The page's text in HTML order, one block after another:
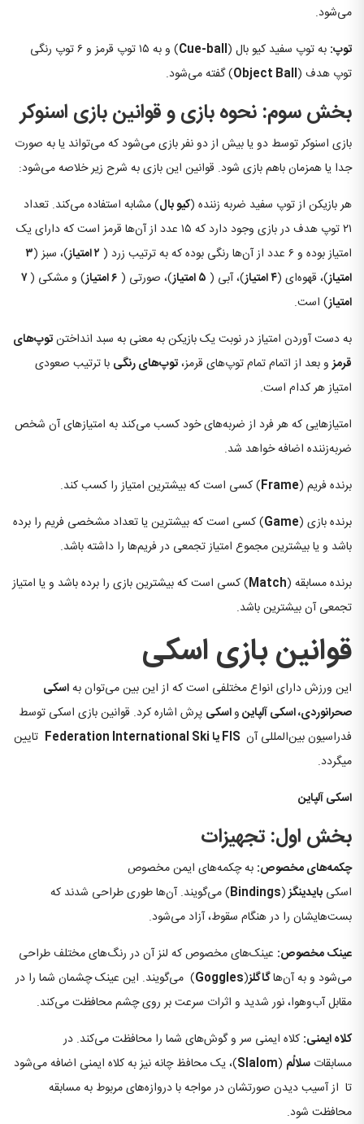
می‌شود.
توپ: به توپ سفید کیو بال (Cue-ball
) و به ۱۵ توپ قرمز و ۶ توپ رنگی
توپ هدف (Object Ball) گفته می‌شود.
بخش سوم: نحوه بازی و قوانین بازی اسنوکر
بازی اسنوکر توسط دو یا بیش از دو نفر بازی می‌شود که می‌تواند یا به صورت
جدا یا همزمان باهم بازی شود. قوانین این بازی به شرح زیر خلاصه می‌شود:
هر بازیکن از توپ سفید ضربه زننده (کیو بال) مشابه استفاده می‌کند. تعداد
۲۱ توپ هدف در بازی وجود دارد که ۱۵ عدد از آن‌ها قرمز است که دارای یک
امتیاز بوده و ۶ عدد از آن‌ها رنگی بوده که به ترتیب زرد (
۲ امتیاز )، سبز (۳
امتیاز)، قهوه‌ای (۴ امتیاز )، آبی ( ۵ امتیاز )، صورتی ( ۶ امتیاز ) و مشکی (۷
امتیاز) است.
به دست آوردن امتیاز در نوبت یک بازیکن به معنی به سبد انداختنتوپ‌های
قرمزو بعد از اتمام تمام توپ‌های قرمز،توپ‌های رنگی با ترتیب صعودی
امتیاز هر کدام است.
امتیازهایی که هر فرد از ضربه‌های خود کسب می‌کند به امتیازهای آن شخص
ضربه‌زننده اضافه خواهد شد.
برنده فریم (Frame) کسی است که بیشترین امتیاز را کسب کند.
برنده بازی (Game) کسی است که بیشترین یا تعداد مشخصی فریم را برده
باشد و یا بیشترین مجموع امتیاز تجمعی در فریم‌ها را داشته باشد.
برنده مسابقه (Match) کسی است که بیشترین بازی را برده باشد و یا امتیاز
تجمعی آن بیشترین باشد.
قوانین بازی اسکی
این ورزش دارای انواع مختلفی است که از این بین می‌توان بهاسکی
صحرانوردی، اسکی آلپاینواسکی پرش اشاره کرد. قوانین بازی اسکی توسط
فدراسیون بین‌المللی آن
تایین
میگردد.
اسکی آلپاین
بخش اول: تجهیزات
چکمههای مخصوص: به چکمه‌های ایمن مخصوص
اسکی بایدینگز(
Bindings) می‌گویند. آن‌ها طوری طراحی شدند که
بست‌هایشان را در هنگام سقوط، آزاد می‌شود.
عینک مخصوص: عینک‌های مخصوص که لنز آن در رنگ‌های مختلف طراحی
می‌شود و به آن‌هاگاگلز(
Goggles) می‌گویند. این عینک چشمان شما را در
مقابل آب‌وهوا، نور شدید و اثرات سرعت بر روی چشم محافظت می‌کند.
کلاه ایمنی: کلاه ایمنی سر و گوش‌های شما را محافظت می‌کند. در
مسابقات سلالُم (
Slalom)، یک محافظ چانه نیز به کلاه ایمنی اضافه می‌شود
تا از آسیب دیدن صورتشان در مواجه با دروازه‌های مربوط به مسابقه
محافظت شود.